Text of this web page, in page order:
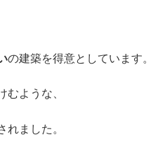
の建築を得意としています。
むような、
れました。